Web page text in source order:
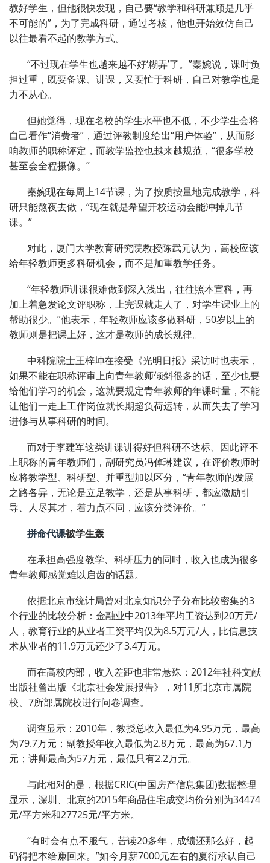
教好学生，但他很快发现，自己要“教学和科研兼顾是几乎
不可能的”，为了完成科研，通过考核，他也开始效仿自己
以往最看不起的教学方式。
“不过现在学生也越来越不好‘糊弄’了。”秦婉说，课时负
担过重，既要备课、讲课，又要忙于科研，自己对教学也是
力不从心。
但她觉得，现在名校的学生水平也不低，不少学生会将
自己看作“消费者”，通过评教制度给出“用户体验”，从而影
响教师的职称评定，而教学监控也越来越规范，“很多学校
甚至会全程摄像。”
秦婉现在每周上14节课，为了按质按量地完成教学，科
研只能熬夜去做，“现在就是希望开校运动会能冲掉几节
课。”
对此，厦门大学教育研究院教授陈武元认为，高校应该
给年轻教师更多科研机会，而不是加重教学任务。
“年轻教师讲课很难做到深入浅出，往往照本宣科，再
加上着急发论文评职称，上完课就走人了，对学生课业上的
帮助很少。”他表示，年轻教师应该多做科研，50岁以上的
教师则是把课上好，这才是教师的成长规律。
中科院院士王梓坤在接受《光明日报》采访时也表示，
如果不能在职称评审上向青年教师倾斜很多的话，至少也要
给他们学习的机会，这就要规定青年教师的年课时量，不能
让他们一走上工作岗位就长期超负荷运转，从而失去了学习
进修与从事科研的时间。
而对于李建军这类讲课讲得好但科研不达标、因此评不
上职称的青年教师们，副研究员冯倬琳建议，在评价教师时
应将教学型、科研型、并重型加以区分，“青年教师的发展
之路各异，无论是立足教学，还是从事科研，都应激励引
导、人尽其才，着力点不同，应该分类评价。”
拼命代课被学生轰
在承担高强度教学、科研压力的同时，收入也成为很多
青年教师感觉难以启齿的话题。
依据北京市统计局曾对北京知识分子分布比较密集的3
个行业的比较分析：金融业中2013年平均工资达到20万元/
人，教育行业的从业者工资平均仅为8.5万元/人，比信息技
术从业者的11.9万元还少了3.4万元。
而在高校内部，收入差距也非常悬殊：2012年社科文献
出版社曾出版《北京社会发展报告》，对11所北京市属院
校、7所部属院校进行问卷调查。
调查显示：2010年，教授总收入最低为4.95万元，最高
为79.7万元；副教授年收入最低为2.8万元，最高为67.1万
元；讲师最高为57万元，最低只有2.2万元。
与此相对的是，根据CRIC(中国房产信息集团)数据整理
显示，深圳、北京的2015年商品住宅成交均价分别为34474
元/平方米和27725元/平方米。
“有时会有点不服气，苦读20多年，成绩还那么好，起
码得把本给赚回来。”如今月薪7000元左右的夏衍承认自己